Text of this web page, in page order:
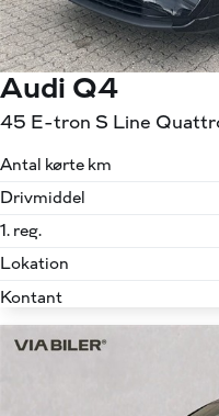
Audi Q4
45 E-tron S Line
Antal kørte km
Drivmiddel
1. reg.
Lokation
Kontant